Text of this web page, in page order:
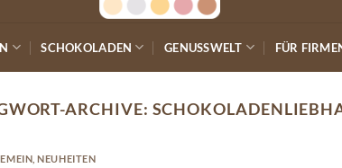
SCHOKOLADEN GENUSSWELT FÜR
ARCHIVE:
,NEUHEITEN